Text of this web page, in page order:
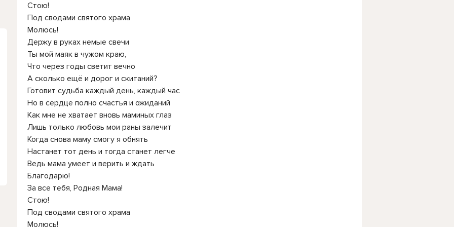
Стою!
Под сводами святого храма
Молюсь!
Держу в руках немые свечи
Ты мой маяк в чужом краю,
Что через годы светит вечно
А сколько ещё и дорог и скитаний?
Готовит судьба каждый день, каждый час
Но в сердце полно счастья и ожиданий
Как мне не хватает вновь маминых глаз
Лишь только любовь мои раны залечит
Когда снова маму смогу я обнять
Настанет тот день и тогда станет легче
Ведь мама умеет и верить и ждать
Благодарю!
За все тебя, Родная Мама!
Стою!
Под сводами святого храма
Молюсь!